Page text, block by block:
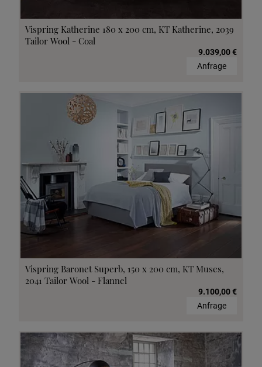
Vispring Katherine 180 x 200 cm, KT Katherine, 2039
Tailor Wool - Coal
9.039,00 €
Anfrage
Vispring Baronet Superb, 150 x 200 cm, KT Muses,
2041 Tailor Wool - Flannel
9.100,00 €
Anfrage